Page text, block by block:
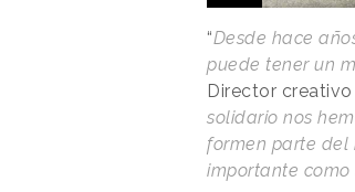
“Desde hace
puede tener un
Director
solidario nos
formen parte del
importante